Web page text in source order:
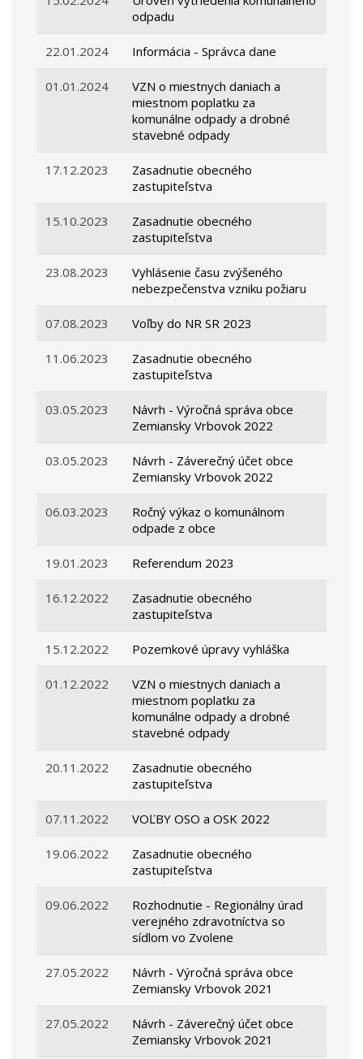
odpadu
22.01.2024 Informácia - Správca dane
01.01.2024
VZN o miestnych daniach a
miestnom poplatku za
komunálne odpady a drobné
stavebné odpady
17.12.2023
Zasadnutie obecného
zastupiteľstva
15.10.2023
Zasadnutie obecného
zastupiteľstva
23.08.2023
Vyhlásenie času zvýšeného
nebezpečenstva vzniku požiaru
07.08.2023 Voľby do NR SR 2023
11.06.2023
Zasadnutie obecného
zastupiteľstva
03.05.2023
Návrh - Výročná správa obce
Zemiansky Vrbovok 2022
03.05.2023
Návrh - Záverečný účet obce
Zemiansky Vrbovok 2022
06.03.2023
Ročný výkaz o komunálnom
odpade z obce
19.01.2023 Referendum 2023
16.12.2022
Zasadnutie obecného
zastupiteľstva
15.12.2022 Pozemkové úpravy vyhláška
01.12.2022
VZN o miestnych daniach a
miestnom poplatku za
komunálne odpady a drobné
stavebné odpady
20.11.2022
Zasadnutie obecného
zastupiteľstva
07.11.2022 VOĽBY OSO a OSK 2022
19.06.2022
Zasadnutie obecného
zastupiteľstva
09.06.2022
Rozhodnutie - Regionálny úrad
verejného zdravotníctva so
sídlom vo Zvolene
27.05.2022
Návrh - Výročná správa obce
Zemiansky Vrbovok 2021
27.05.2022
Návrh - Záverečný účet obce
Zemiansky Vrbovok 2021